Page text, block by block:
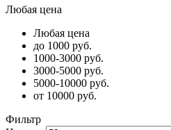
Любая цена
Любая цена
до 1000 руб.
1000-3000 руб.
3000-5000 руб.
5000-10000 руб.
от 10000 руб.
Фильтр